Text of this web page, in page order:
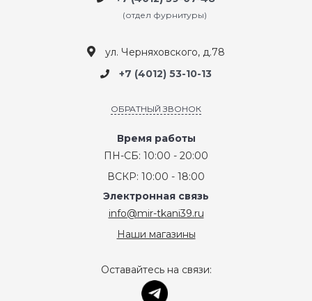
(отдел фурнитуры)
ул. Черняховского, д.78
+7 (4012) 53-10-13
ОБРАТНЫЙ ЗВОНОК
Время работы
ПН-СБ: 10:00 - 20:00
ВСКР: 10:00 - 18:00
Электронная связь
info@mir-tkani39.ru
Наши магазины
Оставайтесь на связи: